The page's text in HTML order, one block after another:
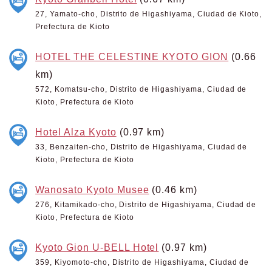
27, Yamato-cho, Distrito de Higashiyama, Ciudad de Kioto,
Prefectura de Kioto
HOTEL THE CELESTINE KYOTO GION (0.66
km)
572, Komatsu-cho, Distrito de Higashiyama, Ciudad de
Kioto, Prefectura de Kioto
Hotel Alza Kyoto (0.97 km)
33, Benzaiten-cho, Distrito de Higashiyama, Ciudad de
Kioto, Prefectura de Kioto
Wanosato Kyoto Musee (0.46 km)
276, Kitamikado-cho, Distrito de Higashiyama, Ciudad de
Kioto, Prefectura de Kioto
Kyoto Gion U-BELL Hotel (0.97 km)
359, Kiyomoto-cho, Distrito de Higashiyama, Ciudad de